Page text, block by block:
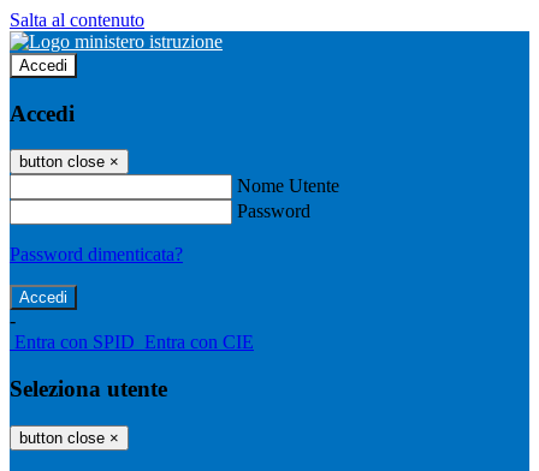
Salta al contenuto
Accedi
Accedi
button close ×
Nome Utente
Password
Password dimenticata?
-
Entra con SPID Entra con CIE
Seleziona utente
button close ×